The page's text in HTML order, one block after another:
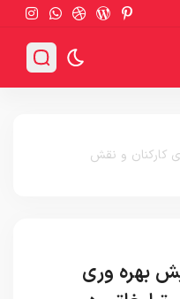
کارکنان و نقش
بهره وری